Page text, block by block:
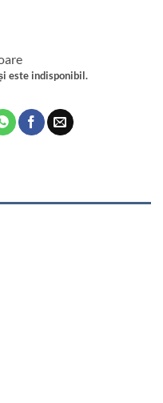
este indisponibil.